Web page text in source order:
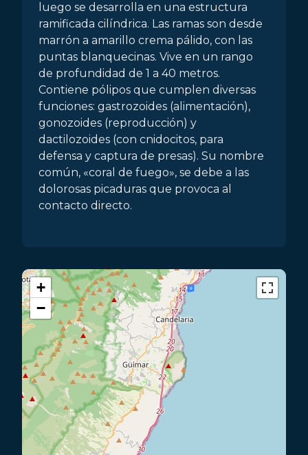
luego se desarrolla en una estructura
ramificada cilíndrica. Las ramas son desde
marrón a amarillo crema pálido, con las
puntas blanquecinas. Vive en un rango
de profundidad de 1 a 40 metros.
Contiene pólipos que cumplen diversas
funciones: gastrozoides (alimentación),
gonozoides (reproducción) y
dactilozoides (con cnidocitos, para
defensa y captura de presas). Su nombre
común, «coral de fuego», se debe a las
dolorosas picaduras que provoca al
contacto directo.
+
−